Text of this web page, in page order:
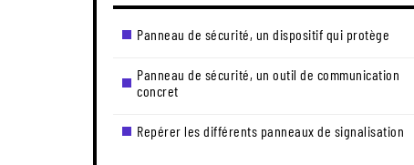
Panneau de sécurité, un dispositif qui protège
Panneau de sécurité, un outil de communication
concret
Repérer les différents panneaux de signalisation